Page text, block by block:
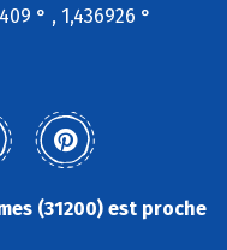
° , 1,436926 °
(31200) est proche